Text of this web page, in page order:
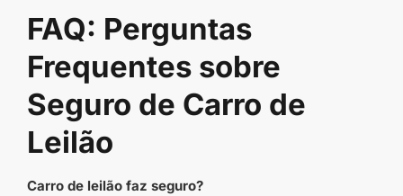
FAQ: Perguntas
Frequentes sobre
Seguro de Carro de
Leilão
Carro de leilão faz seguro?